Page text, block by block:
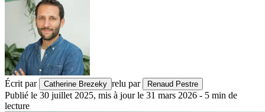
Écrit par Catherine Brezeky relu par Renaud Pestre
Publié le 30 juillet 2025, mis à jour le 31 mars 2026 - 5 min de
lecture